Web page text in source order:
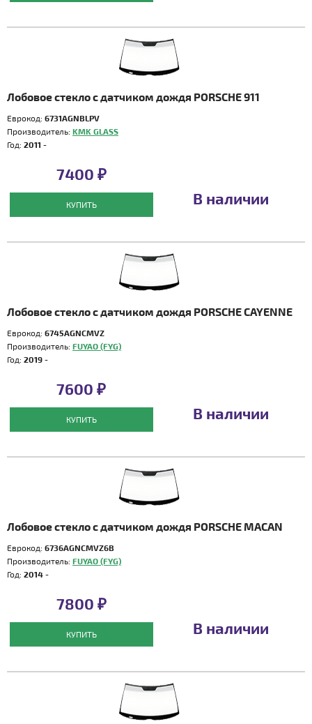
Лобовое стекло с датчиком дождя PORSCHE 911
Еврокод: 6731AGNBLPV
Производитель: KMK GLASS
Год: 2011 -
7400 ₽
КУПИТЬ В наличии
Лобовое стекло с датчиком дождя PORSCHE CAYENNE
Еврокод: 6745AGNCMVZ
Производитель: FUYAO (FYG)
Год: 2019 -
7600 ₽
КУПИТЬ В наличии
Лобовое стекло с датчиком дождя PORSCHE MACAN
Еврокод: 6736AGNCMVZ6B
Производитель: FUYAO (FYG)
Год: 2014 -
7800 ₽
КУПИТЬ В наличии